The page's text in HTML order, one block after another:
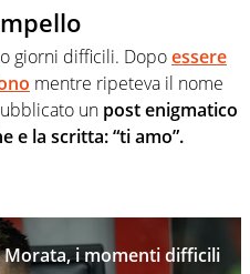
giorni difficili. Dopoessere
mentre ripeteva il nome
un post enigmatico
e la scritta: “ti amo”.
Morata, i momenti difficili